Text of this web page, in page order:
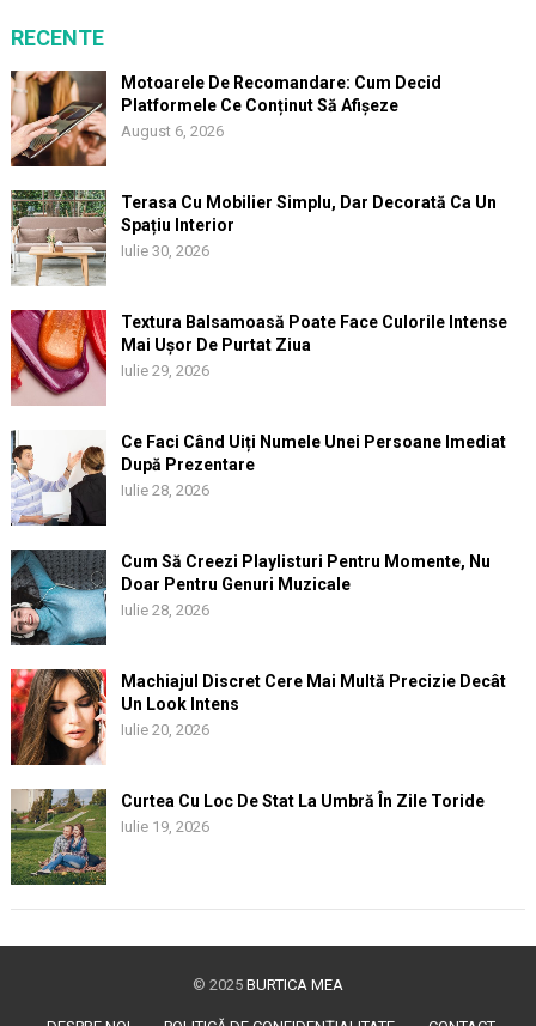
RECENTE
Motoarele De Recomandare: Cum Decid
Platformele Ce Conținut Să Afișeze
August 6, 2026
Terasa Cu Mobilier Simplu, Dar Decorată Ca Un
Spațiu Interior
Iulie 30, 2026
Textura Balsamoasă Poate Face Culorile Intense
Mai Ușor De Purtat Ziua
Iulie 29, 2026
Ce Faci Când Uiți Numele Unei Persoane Imediat
După Prezentare
Iulie 28, 2026
Cum Să Creezi Playlisturi Pentru Momente, Nu
Doar Pentru Genuri Muzicale
Iulie 28, 2026
Machiajul Discret Cere Mai Multă Precizie Decât
Un Look Intens
Iulie 20, 2026
Curtea Cu Loc De Stat La Umbră În Zile Toride
Iulie 19, 2026
© 2025 BURTICA MEA